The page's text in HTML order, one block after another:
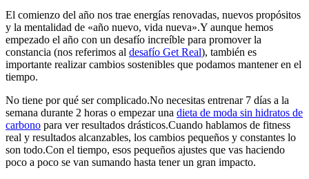
El comienzo del año nos trae energías renovadas, nuevos propósitos
y la mentalidad de «año nuevo, vida nueva».Y aunque hemos
empezado el año con un desafío increíble para promover la
constancia (nos referimos al desafío Get Real), también es
importante realizar cambios sostenibles que podamos mantener en el
tiempo.
No tiene por qué ser complicado.No necesitas entrenar 7 días a la
semana durante 2 horas o empezar una dieta de moda sin hidratos de
carbono para ver resultados drásticos.Cuando hablamos de fitness
real y resultados alcanzables, los cambios pequeños y constantes lo
son todo.Con el tiempo, esos pequeños ajustes que vas haciendo
poco a poco se van sumando hasta tener un gran impacto.